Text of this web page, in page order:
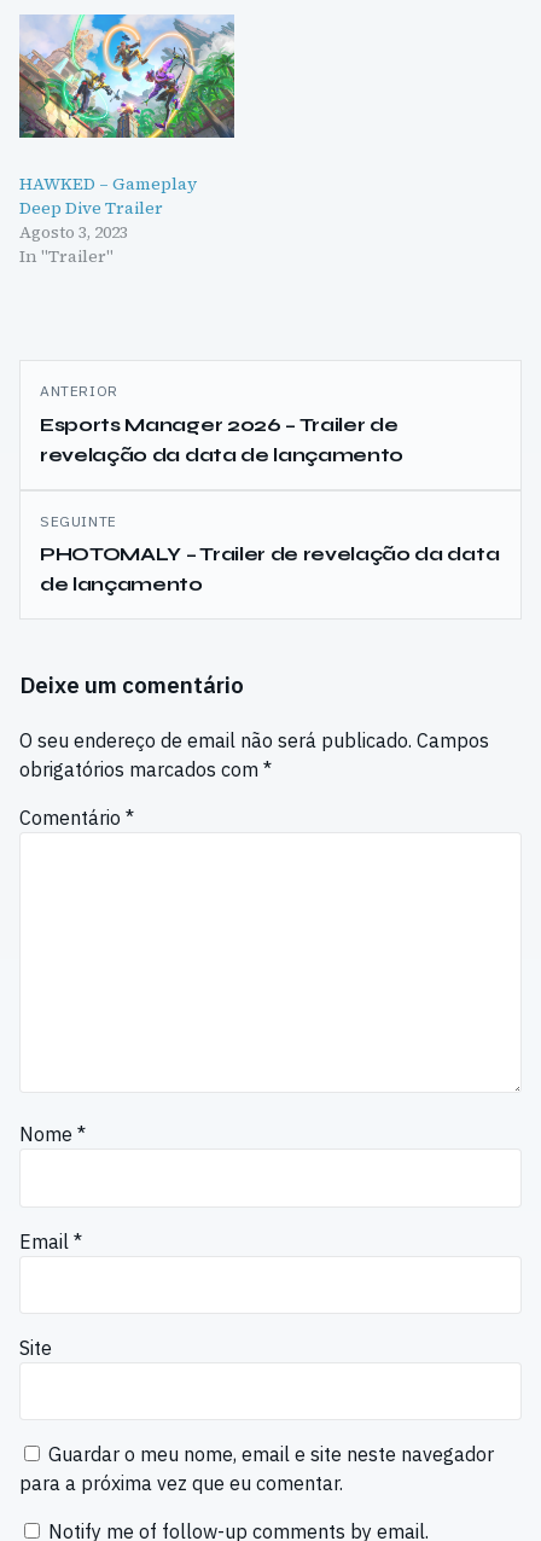
HAWKED – Gameplay
Deep Dive Trailer
Agosto 3, 2023
In "Trailer"
Navegação
de
artigos
ANTERIOR
Esports Manager 2026 – Trailer de
revelação da data de lançamento
SEGUINTE
PHOTOMALY – Trailer de revelação da data
de lançamento
Deixe um comentário
O seu endereço de email não será publicado. Campos
obrigatórios marcados com *
Comentário *
Nome *
Email *
Site
Guardar o meu nome, email e site neste navegador
para a próxima vez que eu comentar.
Notify me of follow-up comments by email.